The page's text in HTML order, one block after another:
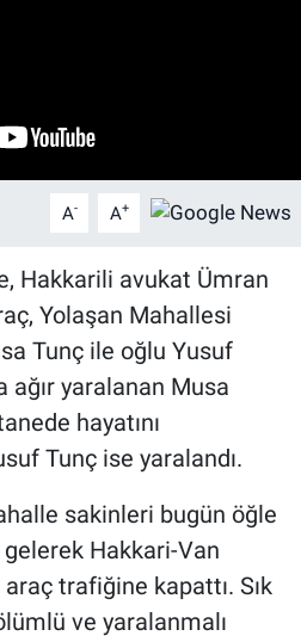
A- A+
Hakkarili avukat Ümran
Yolaşan Mahallesi
Tunç ile oğlu Yusuf
ağır yaralanan Musa
hayatını
Tunç ise yaralandı.
sakinleri bugün öğle
Hakkari-Van
trafiğine kapattı. Sık
ve yaralanmalı